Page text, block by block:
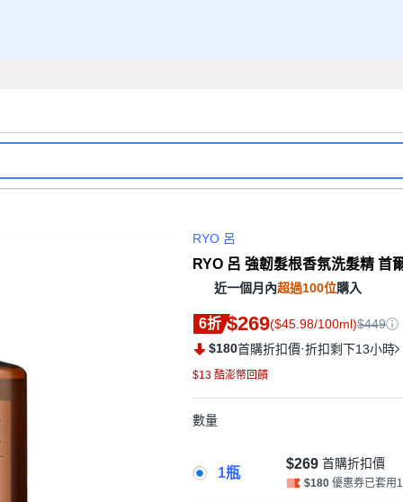
RYO 呂
RYO 呂 強韌髮根香氛洗髮精 首
近一個月內超過100位購入
6折 $269($45.98/100ml)$449
$180首購折扣價·折扣剩下13小時
$13 酷澎幣回饋
數量
1瓶
$269 首購折扣價
$180 優惠券已套用